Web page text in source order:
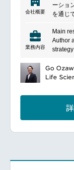
会社概要
ーショ
を通じ
ターサ
してい
業務内容
Main
Author
Surface
leading
Drive
Go
Life